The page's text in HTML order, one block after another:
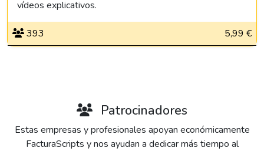
vídeos explicativos.
393 5,99 €
Patrocinadores
Estas empresas y profesionales apoyan económicamente
FacturaScripts y nos ayudan a dedicar más tiempo al